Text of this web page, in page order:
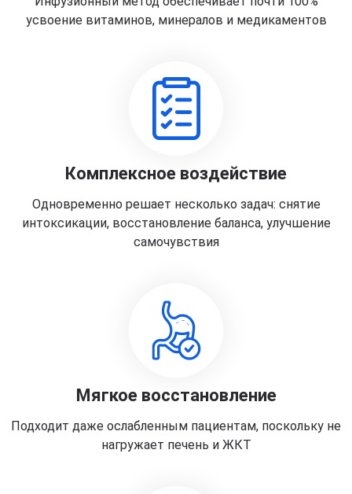
усвоение витаминов, минералов и медикаментов
Комплексное воздействие
Одновременно решает несколько задач: снятие
интоксикации, восстановление баланса, улучшение
самочувствия
Мягкое восстановление
Подходит даже ослабленным пациентам, поскольку не
нагружает печень и ЖКТ